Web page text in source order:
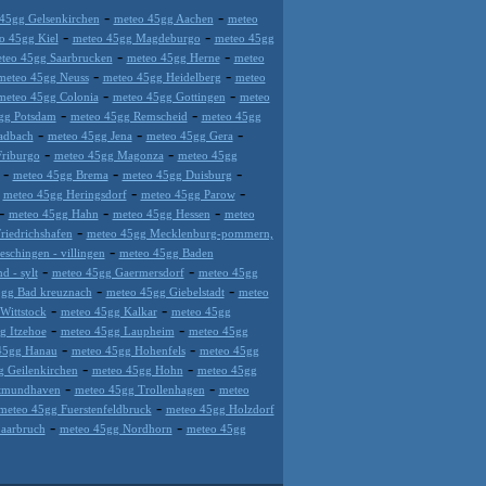
Gelsenkirchen - meteo 45gg Aachen - meteo
45gg Kiel - meteo 45gg Magdeburgo - meteo 45gg
45gg Saarbrucken - meteo 45gg Herne- meteo
45gg Neuss- meteo 45gg Heidelberg - meteo
45gg Colonia - meteo 45gg Gottingen - meteo
Potsdam - meteo 45gg Remscheid - meteo 45gg
- meteo 45gg Jena - meteo 45gg Gera -
- meteo 45gg Magonza - meteo 45gg
meteo 45gg Brema - meteo 45gg Duisburg -
meteo 45gg Heringsdorf- meteo 45gg Parow-
meteo 45gg Hahn - meteo 45gg Hessen - meteo
- meteo 45gg Mecklenburg-pommern,
- villingen - meteo 45gg Baden
- sylt- meteo 45gg Gaermersdorf- meteo 45gg
Bad kreuznach - meteo 45gg Giebelstadt- meteo
- meteo 45gg Kalkar- meteo 45gg
Itzehoe- meteo 45gg Laupheim - meteo 45gg
Hanau - meteo 45gg Hohenfels- meteo 45gg
Geilenkirchen - meteo 45gg Hohn - meteo 45gg
- meteo 45gg Trollenhagen - meteo
45gg Fuerstenfeldbruck - meteo 45gg Holzdorf
- meteo 45gg Nordhorn - meteo 45gg